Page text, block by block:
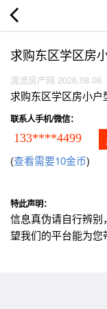
求购东区学区房
清流房产网 2026.08.08
求购东区学区房小户
联系人手机/微信：
133****4499
(查看需要10金币)
特此声明：
信息真伪请自行辨
望我们的平台能为您